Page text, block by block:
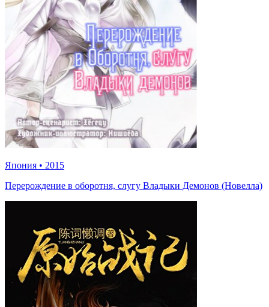
Япония • 2015
Перерождение в оборотня, слугу Владыки Демонов (Новелла)